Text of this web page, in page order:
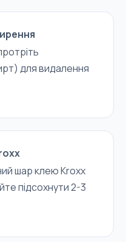
для видалення
шар клею Kroxx
підсохнути 2-3